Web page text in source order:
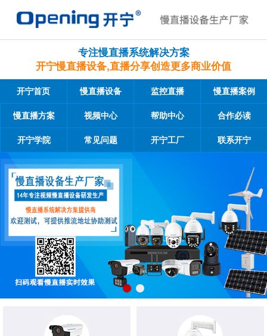
专注慢直播系统解决方案
开宁慢直播设备,直播分享创造更多商业价值
开宁首页 慢直播设备 监控直播 慢直播案例
慢直播方案 视频中心 帮助中心 合作必读
开宁学院 常见问题 开宁工厂 联系开宁